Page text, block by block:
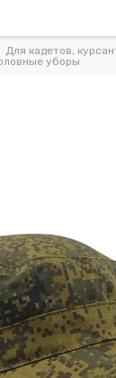
Для кадетов,
уборы